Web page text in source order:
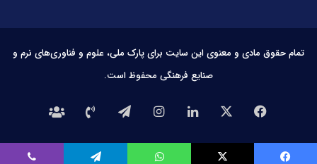
تمام حقوق مادی و معنوی این سایت برای پارک ملی، علوم و فناوری‌های نرم و
صنایع فرهنگی محفوظ است.
فیس
بوک
لینکدیناینستاگرامتلگرامتماس
با
درباره
ما